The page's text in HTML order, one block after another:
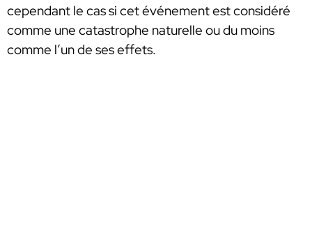
cependant le cas si cet événement est considéré
comme une catastrophe naturelle ou du moins
comme l’un de ses effets.